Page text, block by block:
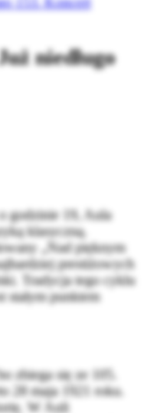
niedługo
godzinie 19, Aula
klasyczną.
„Nad pięknym
prestiżowych
Tradycja tego cyklu
stałym punktem
zbiega się ze 105.
28 maja 1921 roku.
W Auli